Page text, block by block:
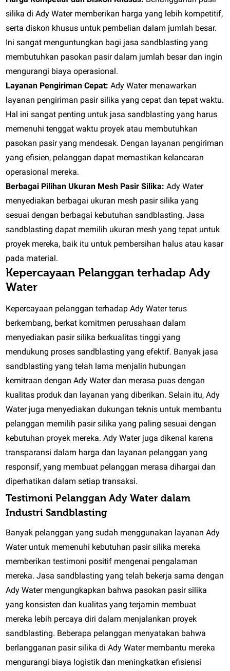
silika di Ady Water memberikan harga yang lebih kompetitif,
serta diskon khusus untuk pembelian dalam jumlah besar.
Ini sangat menguntungkan bagi jasa sandblasting yang
membutuhkan pasokan pasir dalam jumlah besar dan ingin
mengurangi biaya operasional.
Layanan Pengiriman Cepat: Ady Water menawarkan
layanan pengiriman pasir silika yang cepat dan tepat waktu.
Hal ini sangat penting untuk jasa sandblasting yang harus
memenuhi tenggat waktu proyek atau membutuhkan
pasokan pasir yang mendesak. Dengan layanan pengiriman
yang efisien, pelanggan dapat memastikan kelancaran
operasional mereka.
Berbagai Pilihan Ukuran Mesh Pasir Silika: Ady Water
menyediakan berbagai ukuran mesh pasir silika yang
sesuai dengan berbagai kebutuhan sandblasting. Jasa
sandblasting dapat memilih ukuran mesh yang tepat untuk
proyek mereka, baik itu untuk pembersihan halus atau kasar
pada material.
Kepercayaan Pelanggan terhadap Ady
Water
Kepercayaan pelanggan terhadap Ady Water terus
berkembang, berkat komitmen perusahaan dalam
menyediakan pasir silika berkualitas tinggi yang
mendukung proses sandblasting yang efektif. Banyak jasa
sandblasting yang telah lama menjalin hubungan
kemitraan dengan Ady Water dan merasa puas dengan
kualitas produk dan layanan yang diberikan. Selain itu, Ady
Water juga menyediakan dukungan teknis untuk membantu
pelanggan memilih pasir silika yang paling sesuai dengan
kebutuhan proyek mereka. Ady Water juga dikenal karena
transparansi dalam harga dan layanan pelanggan yang
responsif, yang membuat pelanggan merasa dihargai dan
diperhatikan dalam setiap transaksi.
Testimoni Pelanggan Ady Water dalam
Industri Sandblasting
Banyak pelanggan yang sudah menggunakan layanan Ady
Water untuk memenuhi kebutuhan pasir silika mereka
memberikan testimoni positif mengenai pengalaman
mereka. Jasa sandblasting yang telah bekerja sama dengan
Ady Water mengungkapkan bahwa pasokan pasir silika
yang konsisten dan kualitas yang terjamin membuat
mereka lebih percaya diri dalam menjalankan proyek
sandblasting. Beberapa pelanggan menyatakan bahwa
berlangganan pasir silika di Ady Water membantu mereka
mengurangi biaya logistik dan meningkatkan efisiensi